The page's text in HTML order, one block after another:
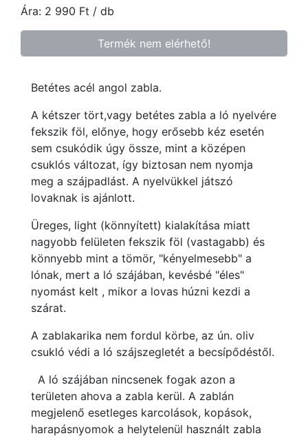
Ára: 2 990 Ft / db
Termék nem elérhető!
Betétes acél angol zabla.
A kétszer tört,vagy betétes zabla a ló nyelvére
fekszik föl, előnye, hogy erősebb kéz esetén
sem csukódik úgy össze, mint a középen
csuklós változat, így biztosan nem nyomja
meg a szájpadlást. A nyelvükkel játszó
lovaknak is ajánlott.
Üreges, light (könnyített) kialakítása miatt
nagyobb felületen fekszik föl (vastagabb) és
könnyebb mint a tömör, "kényelmesebb" a
lónak, mert a ló szájában, kevésbé "éles"
nyomást kelt , mikor a lovas húzni kezdi a
szárat.
A zablakarika nem fordul körbe, az ún. oliv
csukló védi a ló szájszegletét a becsípődéstől.
A ló szájában nincsenek fogak azon a
területen ahova a zabla kerül. A zablán
megjelenő esetleges karcolások, kopások,
harapásnyomok a helytelenül használt zabla